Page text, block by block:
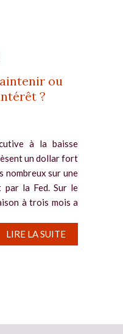
ou
?
à la baisse
un dollar fort
nombreux sur une
par la Fed. Sur le
à trois mois a
LIRE LA SUITE